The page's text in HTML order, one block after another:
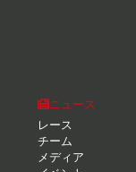
ニュース
レース
チーム
メディア